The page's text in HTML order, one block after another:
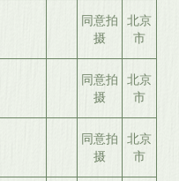
同意拍
摄
北京
市
同意拍
摄
北京
市
同意拍
摄
北京
市